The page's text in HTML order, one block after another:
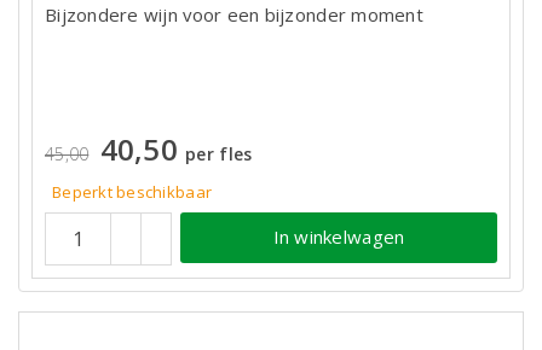
Bijzondere wijn voor een bijzonder moment
45,00 40,50 per fles
Beperkt beschikbaar
In winkelwagen